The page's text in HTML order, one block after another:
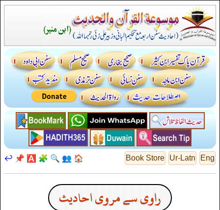
Eng
Ur-Latn
Book Store
🏠
👥
🔍
🧩
🅰️
📌
↩️
راوی سے مروی احادیث